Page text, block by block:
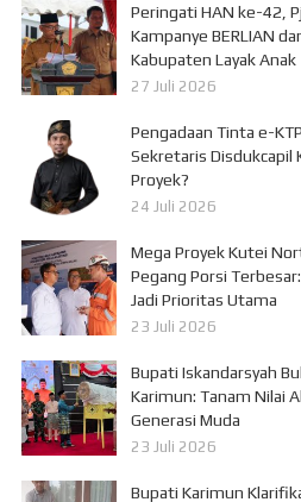
Peringati HAN ke-42,
Kampanye BERLIAN
Kabupaten Layak Anak
27 Juli 2026
Pengadaan Tinta e-
Sekretaris Disdukcapil
Proyek?
24 Juli 2026
Mega Proyek Kutei
Pegang Porsi
Jadi Prioritas Utama
23 Juli 2026
Bupati Iskandarsyah
Karimun: Tanam Nilai
Generasi Muda
23 Juli 2026
Bupati Karimun